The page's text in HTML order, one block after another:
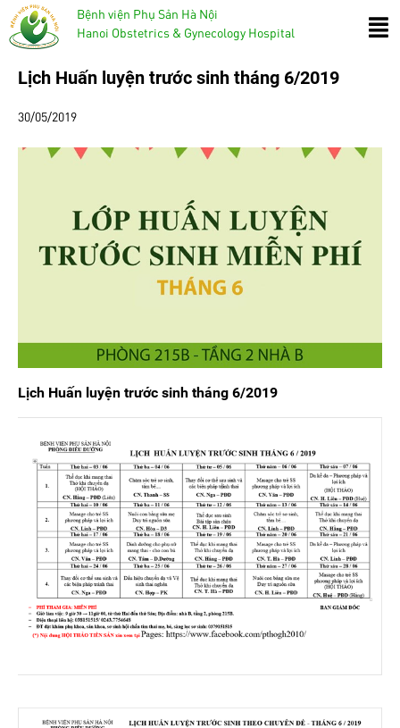
Bệnh viện Phụ Sản Hà Nội
Hanoi Obstetrics & Gynecology Hospital
Lịch Huấn luyện trước sinh tháng 6/2019
30/05/2019
Lịch Huấn luyện trước sinh tháng 6/2019